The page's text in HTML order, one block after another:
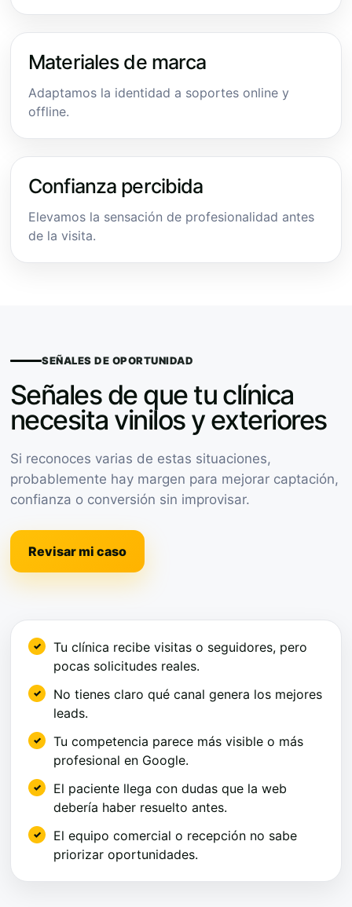
Materiales de marca
Adaptamos la identidad a soportes online y
offline.
Confianza percibida
Elevamos la sensación de profesionalidad antes
de la visita.
SEÑALES DE OPORTUNIDAD
Señales de que tu clínica
necesita vinilos y exteriores
Si reconoces varias de estas situaciones,
probablemente hay margen para mejorar captación,
confianza o conversión sin improvisar.
Revisar mi caso
Tu clínica recibe visitas o seguidores, pero
pocas solicitudes reales.
No tienes claro qué canal genera los mejores
leads.
Tu competencia parece más visible o más
profesional en Google.
El paciente llega con dudas que la web
debería haber resuelto antes.
El equipo comercial o recepción no sabe
priorizar oportunidades.